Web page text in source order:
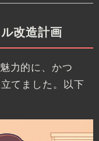
改造計画
力的に、かつ
てました。以下